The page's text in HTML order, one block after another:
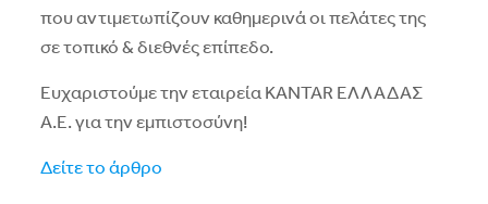
που αντιμετωπίζουν καθημερινά οι πελάτες της
σε τοπικό & διεθνές επίπεδο.
Ευχαριστούμε την εταιρεία KANTAR ΕΛΛΑΔΑΣ
Α.Ε. για την εμπιστοσύνη!
Δείτε το άρθρο